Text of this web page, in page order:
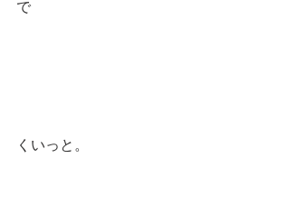
で
くいっと。